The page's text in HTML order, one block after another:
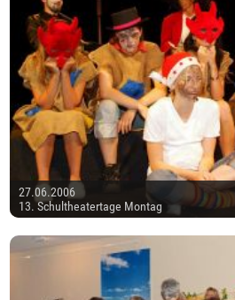
27.06.2006
13. Schultheatertage Montag